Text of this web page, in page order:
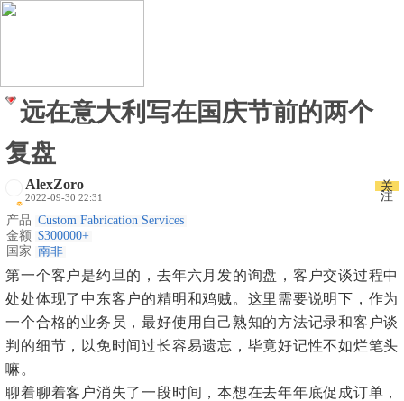
远在意大利写在国庆节前的两个
复盘
AlexZoro
2022-09-30 22:31
关
注
产品 Custom Fabrication Services
金额 $300000+
国家 南非
第一个客户是约旦的，去年六月发的询盘，客户交谈过程中
处处体现了中东客户的精明和鸡贼。这里需要说明下，作为
一个合格的业务员，最好使用自己熟知的方法记录和客户谈
判的细节，以免时间过长容易遗忘，毕竟好记性不如烂笔头
嘛。
聊着聊着客户消失了一段时间，本想在去年年底促成订单，